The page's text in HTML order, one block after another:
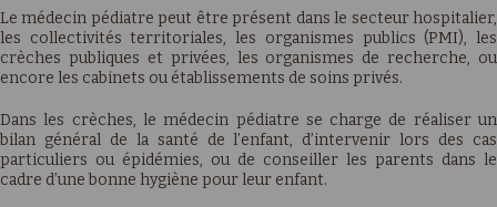
Le médecin pédiatre peut être présent dans le secteur hospitalier,
les collectivités territoriales, les organismes publics (PMI), les
crèches publiques et privées, les organismes de recherche, ou
encore les cabinets ou établissements de soins privés.
Dans les crèches, le médecin pédiatre se charge de réaliser un
bilan général de la santé de l’enfant, d’intervenir lors des cas
particuliers ou épidémies, ou de conseiller les parents dans le
cadre d’une bonne hygiène pour leur enfant.